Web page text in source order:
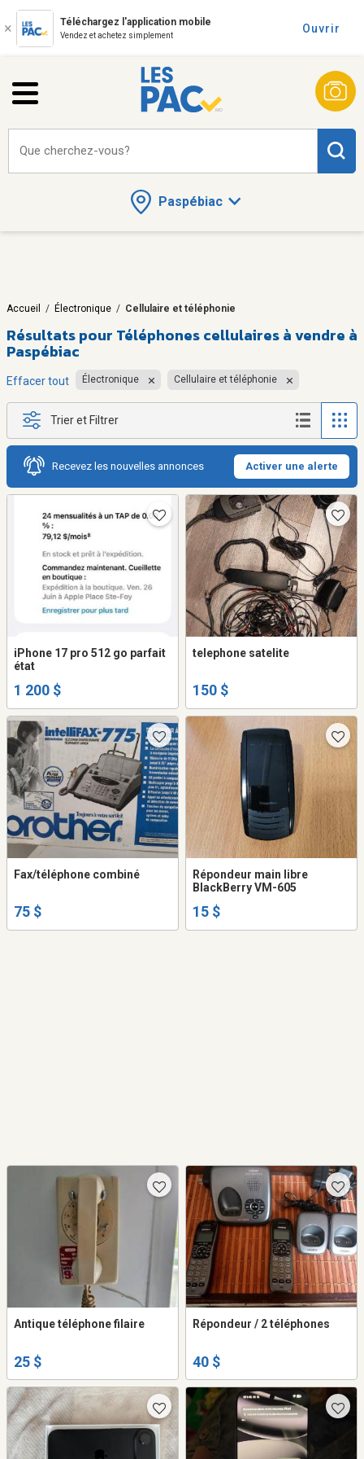
Téléchargez l'application mobile
Vendez et achetez simplement
Ouvrir
Paspébiac
Que cherchez-vous?
Accueil / Électronique / Cellulaire et téléphonie
Résultats pour Téléphones cellulaires à vendre à
Paspébiac
Effacer tout Électronique Cellulaire et téléphonie
Trier et Filtrer
Recevez les nouvelles annonces Activer une alerte
iPhone 17 pro 512 go parfait
état
1 200 $
telephone satelite
150 $
Fax/téléphone combiné
75 $
Répondeur main libre
BlackBerry VM-605
15 $
Antique téléphone filaire
25 $
Répondeur / 2 téléphones
40 $